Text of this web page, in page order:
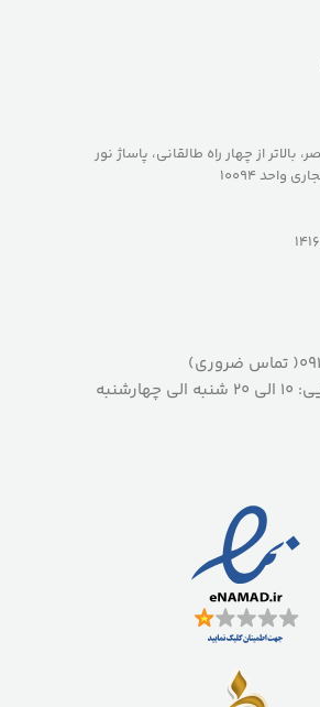
بالاتر از چهار راه طالقانی، پاساژ نور
واحد 10094